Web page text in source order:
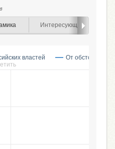
Интересующиеся курсом
властей
От